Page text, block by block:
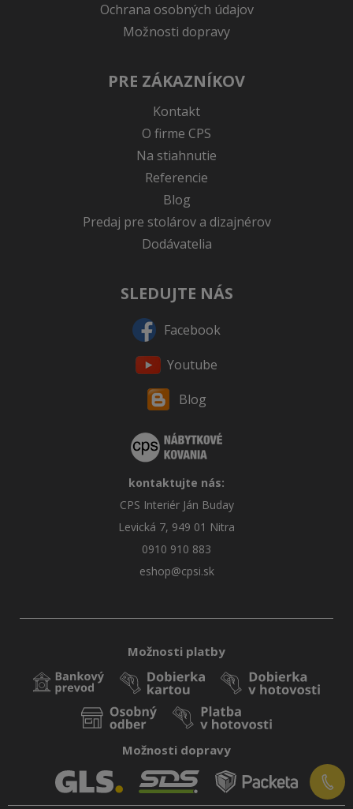
Ochrana osobných údajov
Možnosti dopravy
PRE ZÁKAZNÍKOV
Kontakt
O firme CPS
Na stiahnutie
Referencie
Blog
Predaj pre stolárov a dizajnérov
Dodávatelia
SLEDUJTE NÁS
Facebook
Youtube
Blog
kontaktujte nás:
CPS Interiér Ján Buday
Levická 7, 949 01 Nitra
0910 910 883
eshop@cpsi.sk
Možnosti platby
Možnosti dopravy